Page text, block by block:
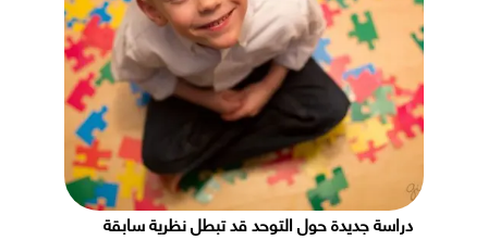
دراسة جديدة حول التوحد قد تبطل نظرية سابقة